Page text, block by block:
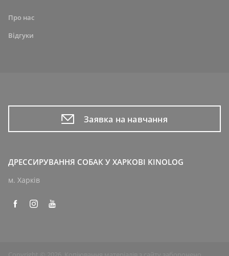
Про нас
Відгуки
Заявка на навчання
ДРЕССИРУВАННЯ СОБАК У ХАРКОВІ KINOLOG
м. Харків